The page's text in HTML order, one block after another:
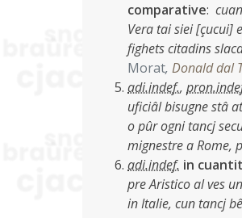
comparative:
Vera tai siei [çucui]
fighets citadins
Morat, Donald dal
adi.indef.,
uficiâl bisugne stâ
o pûr ogni tancj
mignestre a Rome,
adi.indef. in
pre Aristico al ves
in Italie, cun tancj